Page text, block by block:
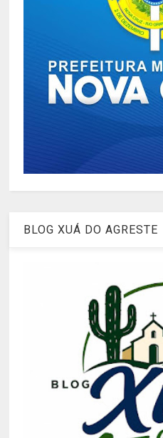
BLOG XUÁ DO AGRESTE